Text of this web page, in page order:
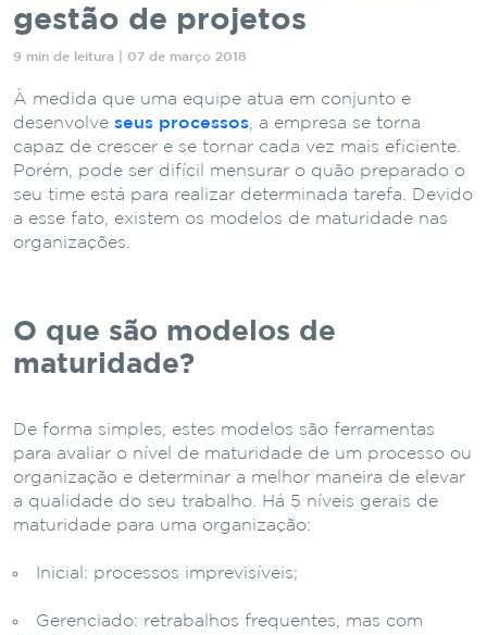
gestão de projetos
9 min de leitura | 07 de março 2018
À medida que uma equipe atua em conjunto e
desenvolve seus processos , a empresa se torna
capaz de crescer e se tornar cada vez mais eficiente.
Porém, pode ser difícil mensurar o quão preparado o
seu time está para realizar determinada tarefa. Devido
a esse fato, existem os modelos de maturidade nas
organizações.
O que são modelos de
maturidade?
De forma simples, estes modelos são ferramentas
para avaliar o nível de maturidade de um processo ou
organização e determinar a melhor maneira de elevar
a qualidade do seu trabalho. Há 5 níveis gerais de
maturidade para uma organização:
Inicial: processos imprevisíveis;
Gerenciado: retrabalhos frequentes, mas com